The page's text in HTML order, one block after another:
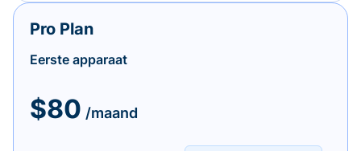
Pro Plan
Eerste apparaat
$80 /maand